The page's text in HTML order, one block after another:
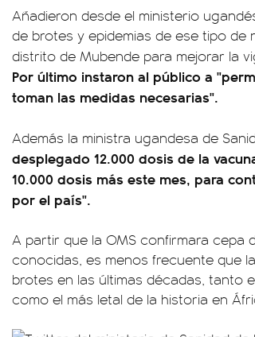
Añadieron desde el ministerio
de brotes y epidemias de ese tipo de
distrito de Mubende para mejorar la
Por último instaron al público a
toman las medidas necesarias".
Además la ministra ugandesa de
desplegado 12.000 dosis de la
10.000 dosis más este mes, para
por el país".
A partir que la OMS confirmara cepa
conocidas, es menos frecuente que
brotes en las últimas décadas, tanto
como el más letal de la historia en